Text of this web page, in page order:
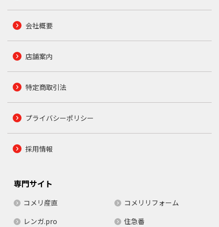
会社概要
店舗案内
特定商取引法
プライバシーポリシー
採用情報
専門サイト
コメリ産直
コメリリフォーム
レンガ.pro
住急番